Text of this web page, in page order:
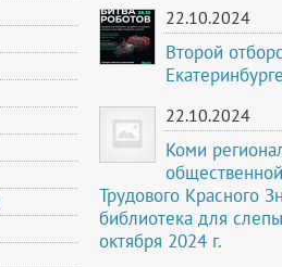
22.10.2024
Второй
22.10.2024
Коми
Трудового Красного
библиотека для
октября 2024 г.